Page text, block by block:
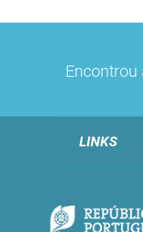
Encontrou
LINKS